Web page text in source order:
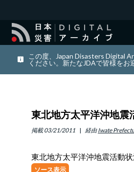
この度、Japan Disasters Digital
ください。新たなJDAで皆様をお
東北地方太平洋沖地震
掲載 03/21/2011 経由 Iwate
東北地方太平洋沖地震活動
ソース表示